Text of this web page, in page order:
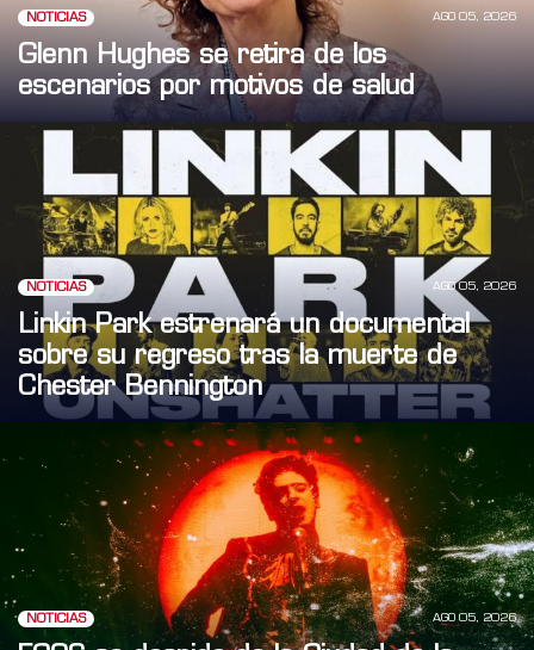
NOTICIAS AGO 05, 2026
Glenn Hughes se retira de los
escenarios por motivos de salud
NOTICIAS AGO 05, 2026
Linkin Park estrenará un documental
sobre su regreso tras la muerte de
Chester Bennington
NOTICIAS AGO 05, 2026